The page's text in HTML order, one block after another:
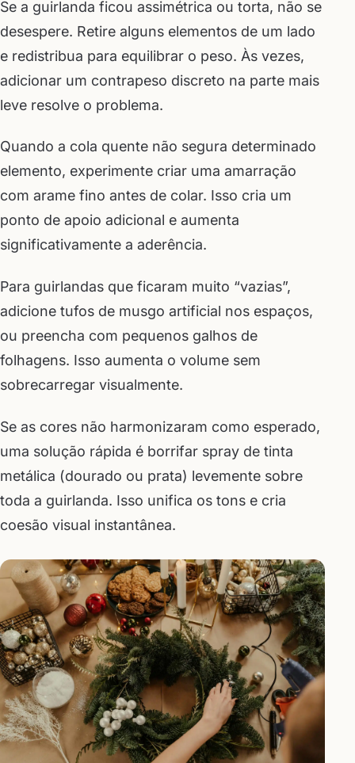
Se a guirlanda ficou assimétrica ou torta, não se
desespere. Retire alguns elementos de um lado
e redistribua para equilibrar o peso. Às vezes,
adicionar um contrapeso discreto na parte mais
leve resolve o problema.
Quando a cola quente não segura determinado
elemento, experimente criar uma amarração
com arame fino antes de colar. Isso cria um
ponto de apoio adicional e aumenta
significativamente a aderência.
Para guirlandas que ficaram muito “vazias”,
adicione tufos de musgo artificial nos espaços,
ou preencha com pequenos galhos de
folhagens. Isso aumenta o volume sem
sobrecarregar visualmente.
Se as cores não harmonizaram como esperado,
uma solução rápida é borrifar spray de tinta
metálica (dourado ou prata) levemente sobre
toda a guirlanda. Isso unifica os tons e cria
coesão visual instantânea.